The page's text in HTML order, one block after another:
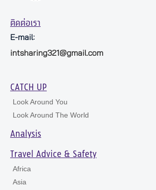
ติดต่อเรา
E-mail:
intsharing321@gmail.com
CATCH UP
Look Around You
Look Around The World
Analysis
Travel Advice & Safety
Africa
Asia